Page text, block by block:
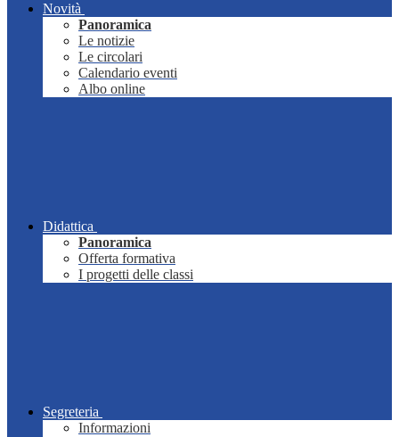
Novità
Panoramica
Le notizie
Le circolari
Calendario eventi
Albo online
Didattica
Panoramica
Offerta formativa
I progetti delle classi
Segreteria
Informazioni